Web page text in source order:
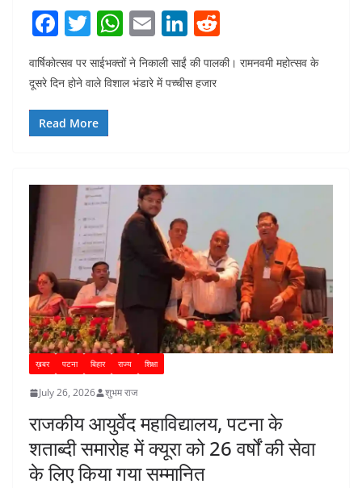
F
c
e
b
o
T
w
itt
er
W
h
at
p
E
m
ai
Li
n
k
e
d
वार्षिकोत्सव पर साईभक्तों ने निकाली साईं की पालकी। रामनवमी महोत्सव के
दूसरे दिन होने वाले विशाल भंडारे में पच्चीस हजार
Read More
ख़बर पटना बिहार राज्य शिक्षा
July 26, 2026 शुभम राज
राजकीय आयुर्वेद महाविद्यालय, पटना के
शताब्दी समारोह में क्यूरा को 26 वर्षों की सेवा
के लिए किया गया सम्मानित